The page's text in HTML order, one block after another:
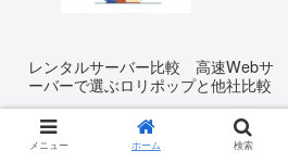
レンタルサーバー比較 高速Webサ
ーバーで選ぶロリポップと他社比較
メニュー ホーム 検索